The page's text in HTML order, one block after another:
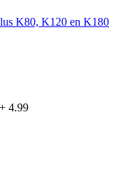
K80, K120 en K180
+ 4.99